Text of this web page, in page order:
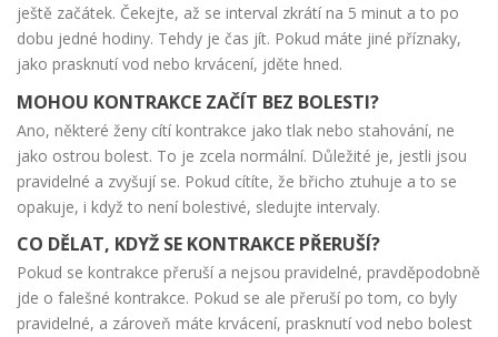
ještě začátek. Čekejte, až se interval zkrátí na 5 minut a to po
dobu jedné hodiny. Tehdy je čas jít. Pokud máte jiné příznaky,
jako prasknutí vod nebo krvácení, jděte hned.
MOHOU KONTRAKCE ZAČÍT BEZ BOLESTI?
Ano, některé ženy cítí kontrakce jako tlak nebo stahování, ne
jako ostrou bolest. To je zcela normální. Důležité je, jestli jsou
pravidelné a zvyšují se. Pokud cítíte, že břicho ztuhuje a to se
opakuje, i když to není bolestivé, sledujte intervaly.
CO DĚLAT, KDYŽ SE KONTRAKCE PŘERUŠÍ?
Pokud se kontrakce přeruší a nejsou pravidelné, pravděpodobně
jde o falešné kontrakce. Pokud se ale přeruší po tom, co byly
pravidelné, a zároveň máte krvácení, prasknutí vod nebo bolest